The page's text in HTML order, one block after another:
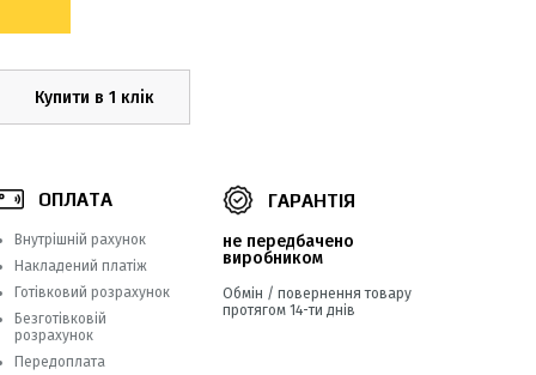
Купити в 1 клік
ОПЛАТА
Внутрішній рахунок
Накладений платіж
Готівковий розрахунок
Безготівковій
розрахунок
Передоплата
ГАРАНТІЯ
не передбачено
виробником
Обмін / повернення товару
протягом 14-ти днів